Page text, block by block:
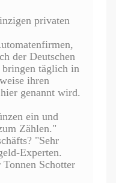
privaten
der Deutschen
täglich in
ihren
genannt wird.
ein und
Zählen."
"Sehr
Experten.
Schotter